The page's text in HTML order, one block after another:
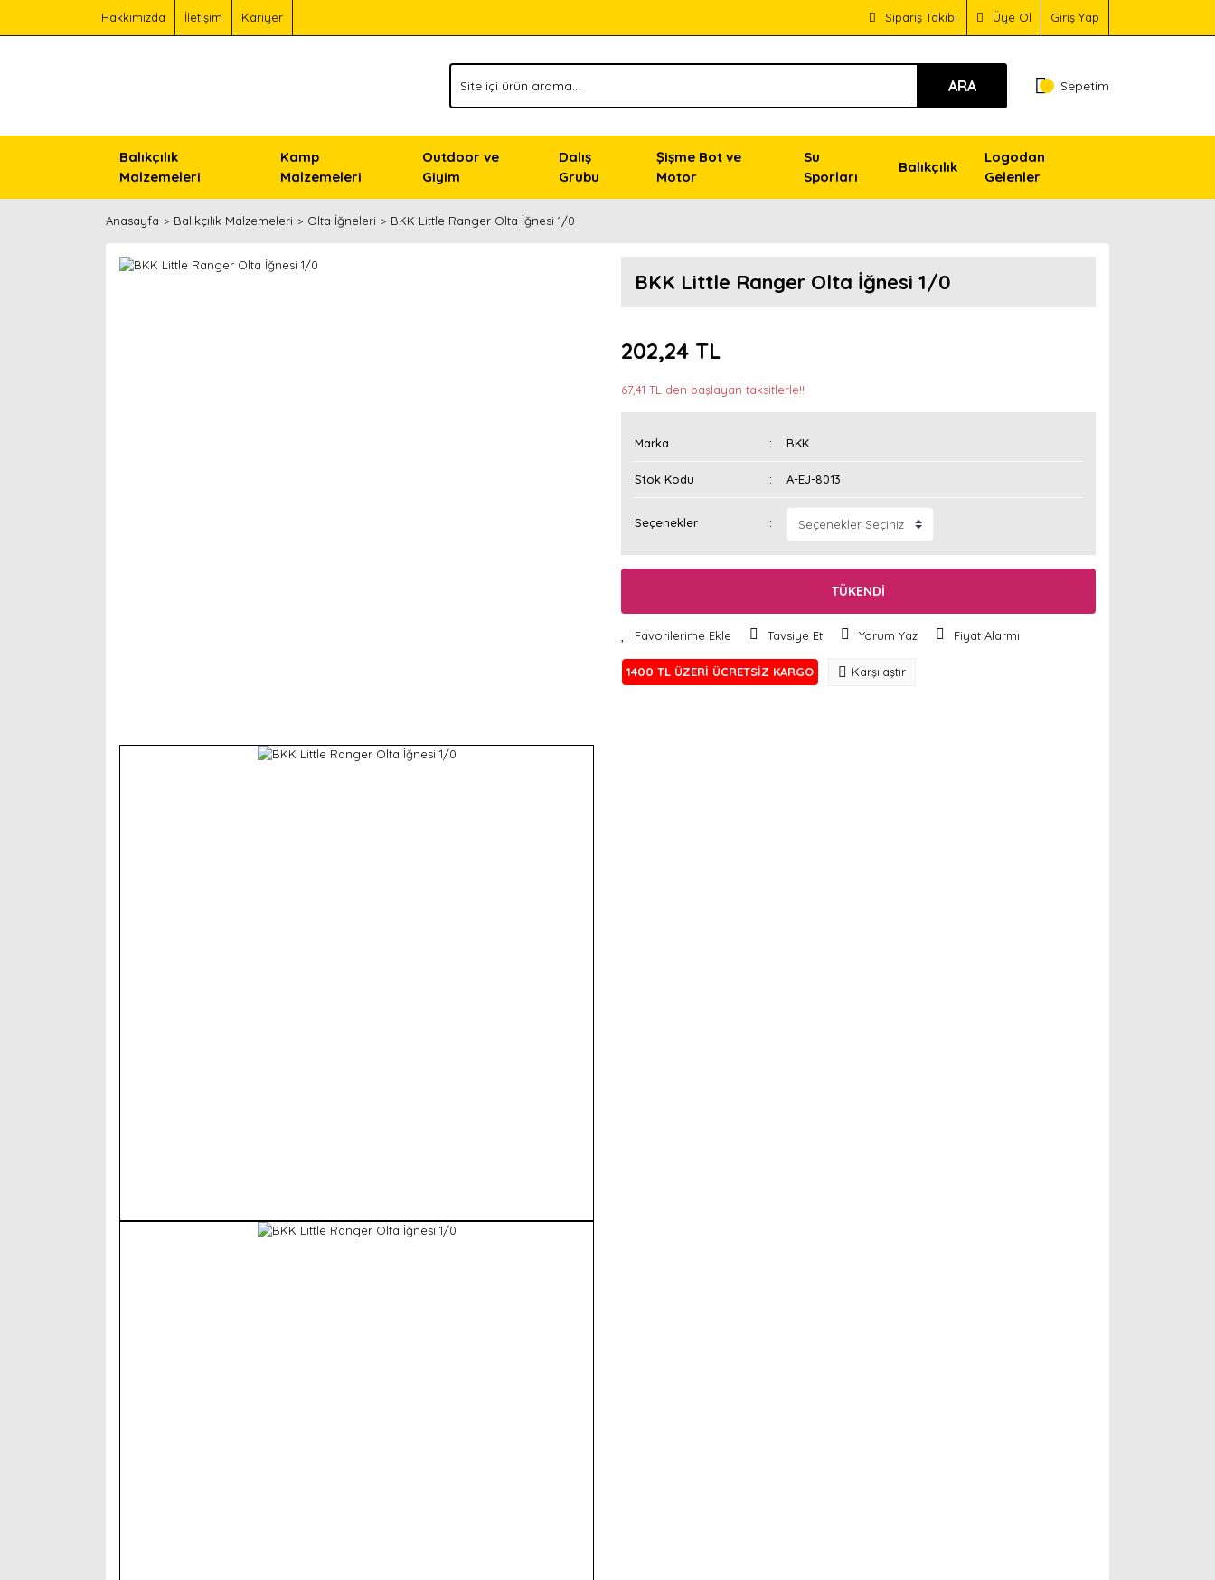
Hakkımızda İletişim Kariyer Sipariş Takibi Üye Ol Giriş Yap
ARA Sepetim
Balıkçılık
Malzemeleri
Kamp
Malzemeleri
Outdoor ve
Giyim
Dalış
Grubu
Şişme Bot ve
Motor
Su
Sporları
Balıkçılık
Logodan
Gelenler
Anasayfa Balıkçılık Malzemeleri Olta İğneleri BKK Little Ranger Olta İğnesi 1/0
BKK Little Ranger Olta İğnesi 1/0
202,24 TL
67,41 TL den başlayan taksitlerle!!
Marka BKK
Stok Kodu A-EJ-8013
Seçenekler
TÜKENDİ
Tavsiye Et Yorum Yaz Fiyat Alarmı
1400 TL ÜZERİ ÜCRETSİZ KARGO Karşılaştır